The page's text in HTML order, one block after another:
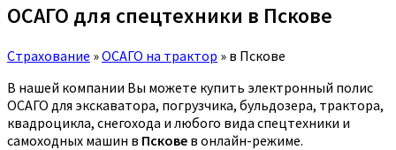
ОСАГО для спецтехники в Пскове
Страхование »ОСАГО на трактор » в Пскове
В нашей компании Вы можете купить электронный полис
ОСАГО для экскаватора, погрузчика, бульдозера, трактора,
квадроцикла, снегохода и любого вида спецтехники и
самоходных машин в Пскове в онлайн-режиме.